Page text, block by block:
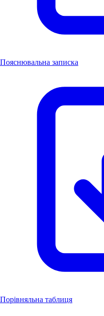
Пояснювальна записка
Порівняльна таблиця